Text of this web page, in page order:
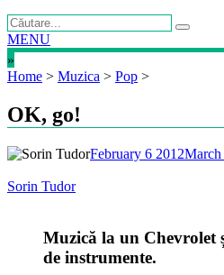
MENU
»
Home > Muzica > Pop >
OK, go!
February 6 2012March
Sorin Tudor
Muzică la un Chevrolet
de instrumente.